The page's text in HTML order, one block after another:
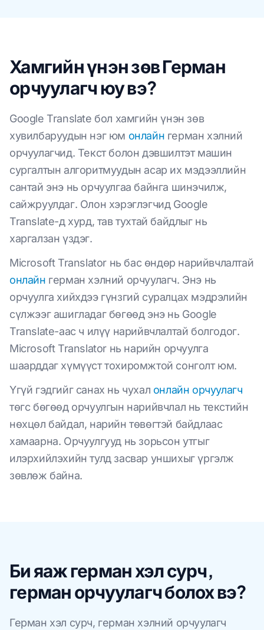
Хамгийн үнэн зөв Герман
орчуулагч юу вэ?
Google Translate бол хамгийн үнэн зөв
хувилбаруудын нэг юм онлайн герман хэлний
орчуулагчид. Текст болон дэвшилтэт машин
сургалтын алгоритмуудын асар их мэдээллийн
сантай энэ нь орчуулгаа байнга шинэчилж,
сайжруулдаг. Олон хэрэглэгчид Google
Translate-д хурд, тав тухтай байдлыг нь
харгалзан үздэг.
Microsoft Translator нь бас өндөр нарийвчлалтай
онлайн герман хэлний орчуулагч. Энэ нь
орчуулга хийхдээ гүнзгий суралцах мэдрэлийн
сүлжээг ашигладаг бөгөөд энэ нь Google
Translate-аас ч илүү нарийвчлалтай болгодог.
Microsoft Translator нь нарийн орчуулга
шаарддаг хүмүүст тохиромжтой сонголт юм.
Үгүй гэдгийг санах нь чухал онлайн орчуулагч
төгс бөгөөд орчуулгын нарийвчлал нь текстийн
нөхцөл байдал, нарийн төвөгтэй байдлаас
хамаарна. Орчуулгууд нь зорьсон утгыг
илэрхийлэхийн тулд засвар уншихыг үргэлж
зөвлөж байна.
Би яаж герман хэл сурч,
герман орчуулагч болох вэ?
Герман хэл сурч, герман хэлний орчуулагч